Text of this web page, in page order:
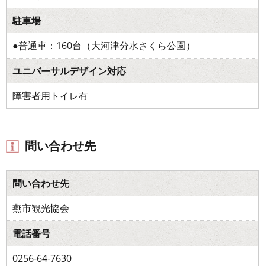
駐車場
●普通車：160台（大河津分水さくら公園）
ユニバーサルデザイン対応
障害者用トイレ有
問い合わせ先
問い合わせ先
燕市観光協会
電話番号
0256-64-7630